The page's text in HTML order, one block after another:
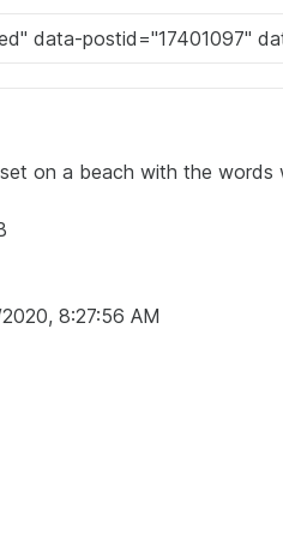
on a beach with the
8:27:56 AM